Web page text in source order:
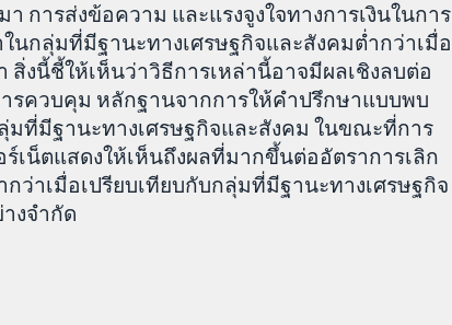
การส่งข้อความ และแรงจูงใจทางการเงินในการ
นกลุ่มที่มีฐานะทางเศรษฐกิจและสังคมต่ำกว่าเมื่อ
สิ่งนี้ชี้ให้เห็นว่าวิธีการเหล่านี้อาจมีผลเชิงลบต่อ
รควบคุม หลักฐานจากการให้คำปรึกษาแบบพบ
ที่มีฐานะทางเศรษฐกิจและสังคม ในขณะที่การ
เน็ตแสดงให้เห็นถึงผลที่มากขึ้นต่ออัตราการเลิก
าเมื่อเปรียบเทียบกับกลุ่มที่มีฐานะทางเศรษฐกิจ
งจำกัด